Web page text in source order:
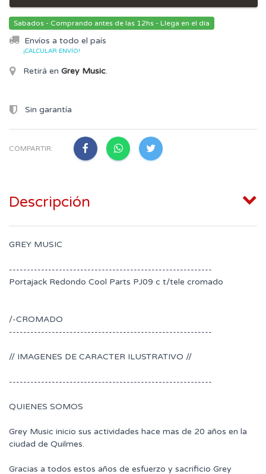
Sabados - Comprando antes de las 12hs - Llega en el día
Envíos a todo el país
¡CALCULAR ENVÍO!
Retirá en Grey Music.
Sin garantía
COMPARTIR:
Descripción
GREY MUSIC
---------------------------------------------------------
Portajack Redondo Cool Parts PJ09 c t/tele cromado
/-CROMADO
---------------------------------------------------------
// IMAGENES DE CARACTER ILUSTRATIVO //
---------------------------------------------------------
QUIENES SOMOS
Grey Music inicio sus actividades hace mas de 20 años en la
ciudad de Quilmes.
Gracias a todos estos años de esfuerzo y sacrificio Grey